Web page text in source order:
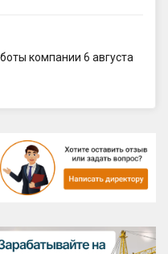
компании 6 августа